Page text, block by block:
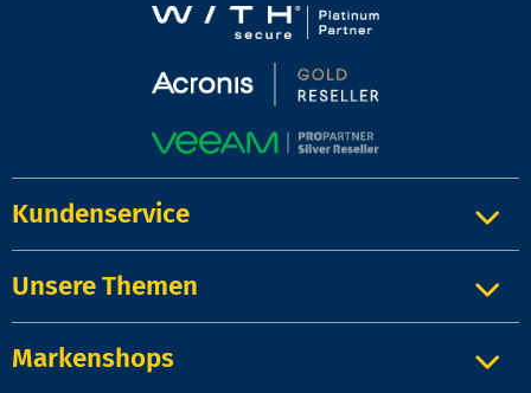
Kundenservice
Unsere Themen
Markenshops